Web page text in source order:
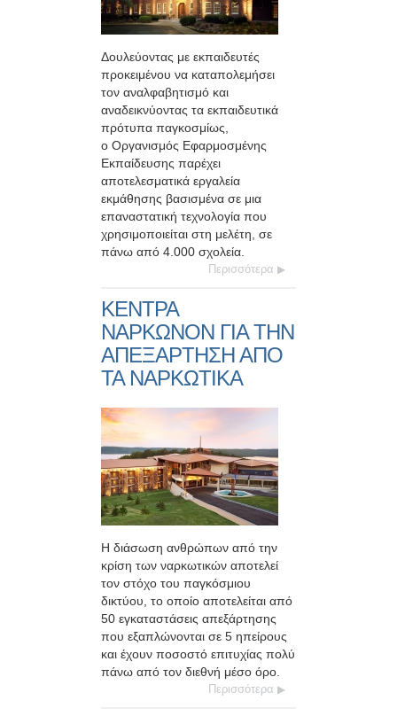
Δουλεύοντας με εκπαιδευτές
προκειμένου να καταπολεμήσει
τον αναλφαβητισμό και
αναδεικνύοντας τα εκπαιδευτικά
πρότυπα παγκοσμίως,
ο Οργανισμός Εφαρμοσμένης
Εκπαίδευσης παρέχει
αποτελεσματικά εργαλεία
εκμάθησης βασισμένα σε μια
επαναστατική τεχνολογία που
χρησιμοποιείται στη μελέτη, σε
πάνω από 4.000 σχολεία.
Περισσότερα
ΚΕΝΤΡΑ
ΝΑΡΚΩΝΟΝ ΓΙΑ ΤΗΝ
ΑΠΕΞΑΡΤΗΣΗ ΑΠΟ
ΤΑ ΝΑΡΚΩΤΙΚΑ
Η διάσωση ανθρώπων από την
κρίση των ναρκωτικών αποτελεί
τον στόχο του παγκόσμιου
δικτύου, το οποίο αποτελείται από
50 εγκαταστάσεις απεξάρτησης
που εξαπλώνονται σε 5 ηπείρους
και έχουν ποσοστό επιτυχίας πολύ
πάνω από τον διεθνή μέσο όρο.
Περισσότερα